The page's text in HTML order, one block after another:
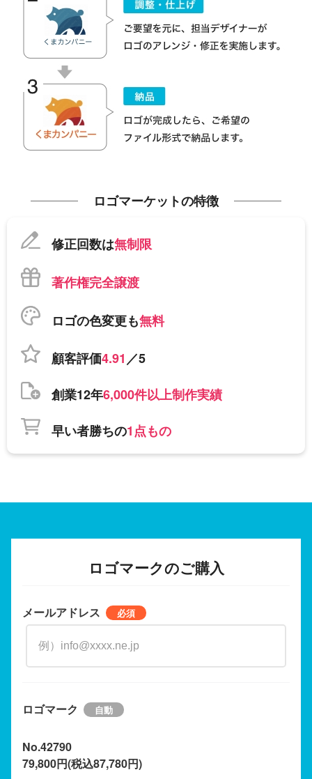
ロゴマーケットの特徴
修正回数は無制限
著作権完全譲渡
ロゴの色変更も無料
顧客評価4.91／5
創業12年6,000件以上制作実績
早い者勝ちの1点もの
ロゴマークのご購入
メールアドレス
ロゴマーク
No.42790
79,800円(税込87,780円)